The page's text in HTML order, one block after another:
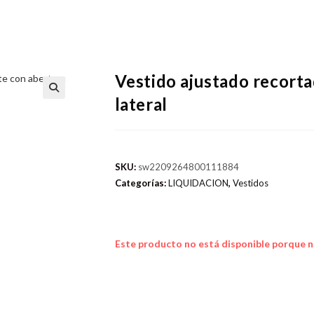
Vestido ajustado
lateral
SKU: sw2209264800111884
Categorías:LIQUIDACION, Vestidos
Este producto no está disponible porque